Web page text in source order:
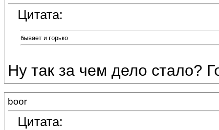
Цитата:
бывает и горько
Ну так за чем дело стало?
boor
Цитата: